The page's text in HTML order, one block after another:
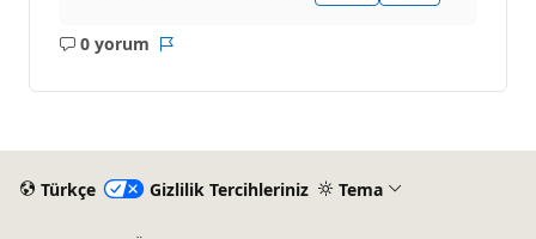
0 yorum
AçıklamaRapor
Türkçe Gizlilik Tercihleriniz Tema